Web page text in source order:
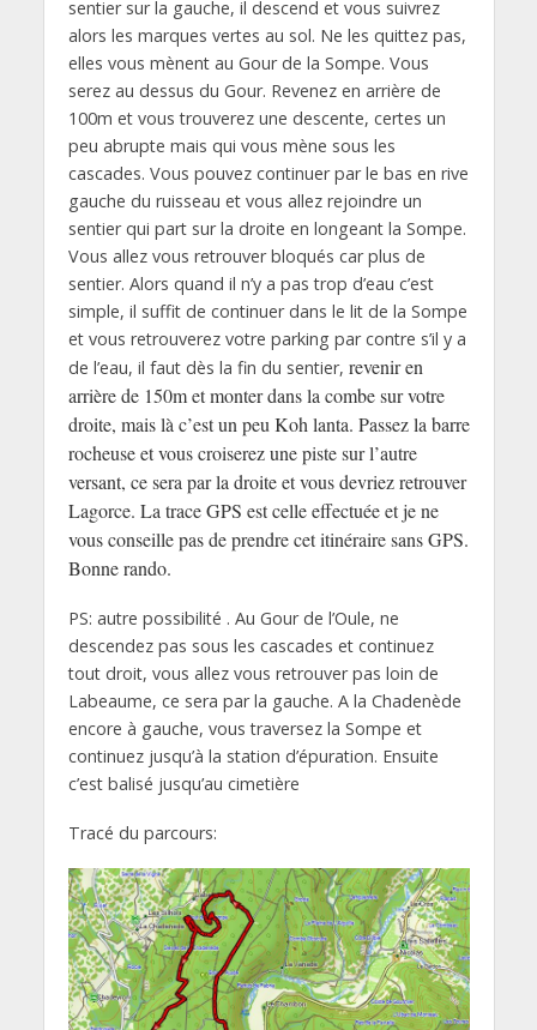
sentier sur la gauche, il descend et vous suivrez
alors les marques vertes au sol. Ne les quittez pas,
elles vous mènent au Gour de la Sompe. Vous
serez au dessus du Gour. Revenez en arrière de
100m et vous trouverez une descente, certes un
peu abrupte mais qui vous mène sous les
cascades. Vous pouvez continuer par le bas en rive
gauche du ruisseau et vous allez rejoindre un
sentier qui part sur la droite en longeant la Sompe.
Vous allez vous retrouver bloqués car plus de
sentier. Alors quand il n’y a pas trop d’eau c’est
simple, il suffit de continuer dans le lit de la Sompe
et vous retrouverez votre parking par contre s’il y a
de l’eau, il faut dès la fin du sentier, revenir en
arrière de 150m et monter dans la combe sur votre
droite, mais là c’est un peu Koh lanta. Passez la barre
rocheuse et vous croiserez une piste sur l’autre
versant, ce sera par la droite et vous devriez retrouver
Lagorce. La trace GPS est celle effectuée et je ne
vous conseille pas de prendre cet itinéraire sans GPS.
Bonne rando.
PS: autre possibilité . Au Gour de l’Oule, ne
descendez pas sous les cascades et continuez
tout droit, vous allez vous retrouver pas loin de
Labeaume, ce sera par la gauche. A la Chadenède
encore à gauche, vous traversez la Sompe et
continuez jusqu’à la station d’épuration. Ensuite
c’est balisé jusqu’au cimetière
Tracé du parcours: